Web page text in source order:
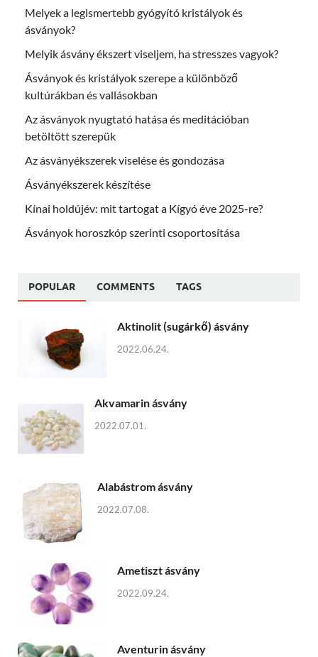
Melyek a legismertebb gyógyító kristályok és
ásványok?
Melyik ásvány ékszert viseljem, ha stresszes vagyok?
Ásványok és kristályok szerepe a különböző
kultúrákban és vallásokban
Az ásványok nyugtató hatása és meditációban
betöltött szerepük
Az ásványékszerek viselése és gondozása
Ásványékszerek készítése
Kínai holdújév: mit tartogat a Kígyó éve 2025-re?
Ásványok horoszkóp szerinti csoportosítása
POPULAR COMMENTS TAGS
Aktinolit (sugárkő) ásvány
2022.06.24.
Akvamarin ásvány
2022.07.01.
Alabástrom ásvány
2022.07.08.
Ametiszt ásvány
2022.09.24.
Aventurin ásvány